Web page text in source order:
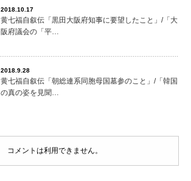
2018.10.17
黄七福自叙伝「黒田大阪府知事に要望したこと」/「大
阪府議会の「平…
2018.9.28
黄七福自叙伝「朝総連系同胞母国墓参のこと」/「韓国
の真の姿を見聞…
コメントは利用できません。